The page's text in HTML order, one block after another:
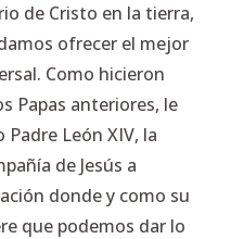
de Cristo en la tierra,
ofrecer el mejor
Como hicieron
Papas anteriores, le
León XIV, la
de Jesús a
donde y como su
que podemos dar lo